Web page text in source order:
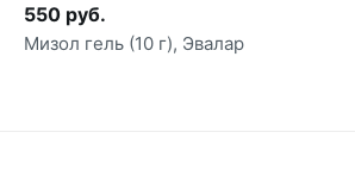
550 руб.
Мизол гель (10 г), Эвалар